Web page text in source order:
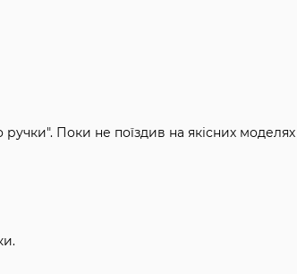
Поки не поїздив на якісних моделях